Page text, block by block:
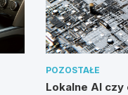
POZOSTAŁE
Lokalne AI